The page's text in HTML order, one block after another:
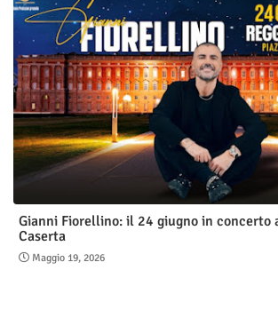
Gianni Fiorellino: il 24 giugno in concerto
Caserta
Maggio 19, 2026